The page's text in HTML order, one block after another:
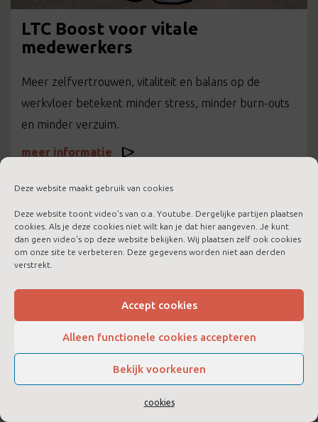
Deze website maakt gebruik van cookies
Deze website toont video's van o.a. Youtube. Dergelijke partijen plaatsen
cookies. Als je deze cookies niet wilt kan je dat hier aangeven. Je kunt
dan geen video's op deze website bekijken. Wij plaatsen zelf ook cookies
om onze site te verbeteren. Deze gegevens worden niet aan derden
verstrekt.
Accept cookies
Alleen functionele cookies accepteren
Bekijk voorkeuren
cookies
LTC Boost voor vitale
medewerkers
Meer zelfvertrouwen, vitaliteit en balans op de
werkvloer betekent minder stress, minder burn-outs
en minder verzuim.
meer informatie
LTC Boost voor jezelf